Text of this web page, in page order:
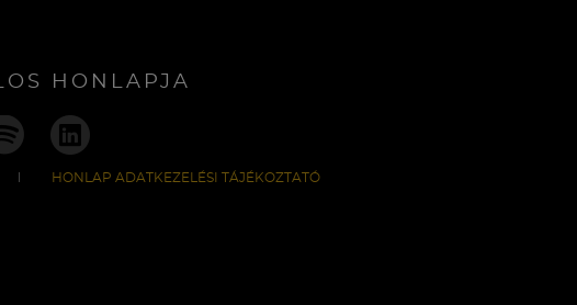
HONLAPJA
HONLAP ADATKEZELÉSI TÁJÉKOZTATÓ